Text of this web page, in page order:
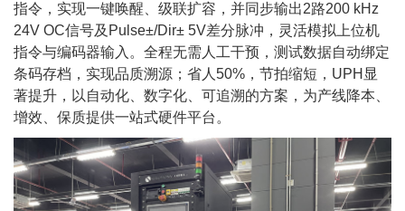
指令，实现一键唤醒、级联扩容，并同步输出2路200 kHz
24V OC信号及Pulse±/Dir± 5V差分脉冲，灵活模拟上位机
指令与编码器输入。全程无需人工干预，测试数据自动绑定
条码存档，实现品质溯源；省人50%，节拍缩短，UPH显
著提升，以自动化、数字化、可追溯的方案，为产线降本、
增效、保质提供一站式硬件平台。